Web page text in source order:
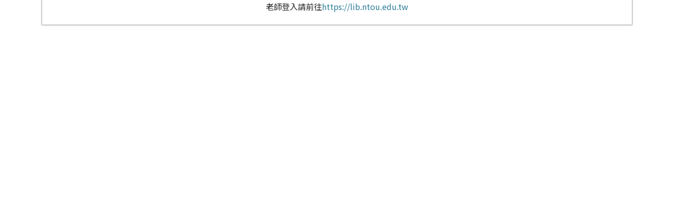
老師登入請前往https://lib.ntou.edu.tw